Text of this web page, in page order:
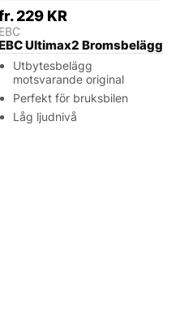
229 KR
EBC
Ultimax2 Bromsbelägg
Utbytesbelägg
motsvarande original
Perfekt för bruksbilen
Låg ljudnivå